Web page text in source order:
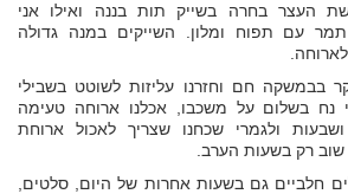
העצר בחרה בשייק תות בננה ואילו אני
עם תפוח ומלון. השייקים במנה גדולה
בבמשקה חם וחזרנו עליזות לשוטט בשבילי
נח בשלום על משכבו, אכלנו ארוחה טעימה
ושבעות ולגמרי שכחנו שצריך לאכול ארוחת
רק בשעות הערב.
חלביים גם בשעות אחרות של היום, סלטים,